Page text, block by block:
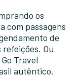
os
com passagens
de
refeições. Ou
Travel
autêntico.